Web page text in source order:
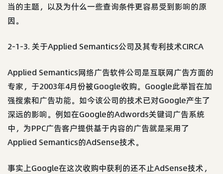
当的主题，以及为什么一些查询条件更容易受到影响的原
因。
2-1-3. 关于Applied Semantics公司及其专利技术CIRCA
Applied Semantics网络广告软件公司是互联网广告方面的
专家，于2003年4月份被Google收购。Google此举旨在加
强搜索和广告功能。如今该公司的技术已对Google产生了
深远的影响。例如在Google的Adwords关键词广告系统
中，为PPC广告客户提供基于内容的广告就是采用了
Applied Semantics的AdSense技术。
事实上Google在这次收购中获利的还不止AdSense技术，